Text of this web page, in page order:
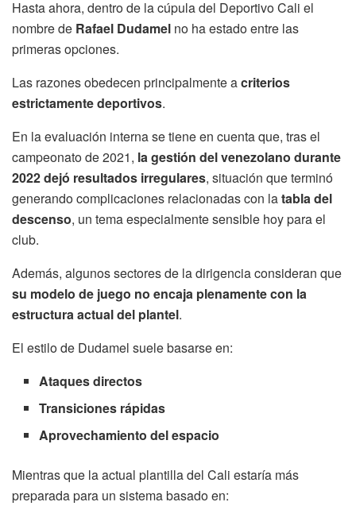
Hasta ahora, dentro de la cúpula del Deportivo Cali el
nombre de Rafael Dudamel no ha estado entre las
primeras opciones.
Las razones obedecen principalmente acriterios
estrictamente deportivos.
En la evaluación interna se tiene en cuenta que, tras el
campeonato de 2021, la gestión del venezolano durante
2022 dejó resultados irregulares, situación que terminó
generando complicaciones relacionadas con latabla del
descenso, un tema especialmente sensible hoy para el
club.
Además, algunos sectores de la dirigencia consideran que
su modelo de juego no encaja plenamente con la
estructura actual del plantel.
El estilo de Dudamel suele basarse en:
Ataques directos
Transiciones rápidas
Aprovechamiento del espacio
Mientras que la actual plantilla del Cali estaría más
preparada para un sistema basado en: